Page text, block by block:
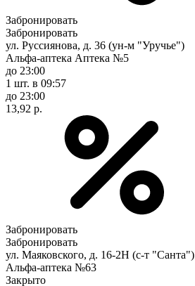
Забронировать
Забронировать
ул. Руссиянова, д. 36 (ун-м "Уручье")
Альфа-аптека Аптека №5
до 23:00
1 шт. в 09:57
до 23:00
13,92 р.
Забронировать
Забронировать
ул. Маяковского, д. 16-2Н (с-т "Санта")
Альфа-аптека №63
Закрыто